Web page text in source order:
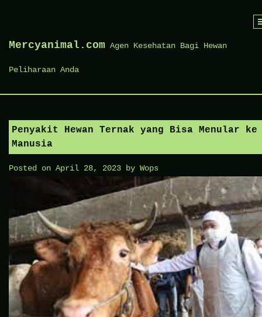
Mercyanimal.com Agen Kesehatan Bagi Hewan
Peliharaan Anda
Penyakit Hewan Ternak yang Bisa Menular ke
Manusia
Posted on April 28, 2023 by Wops